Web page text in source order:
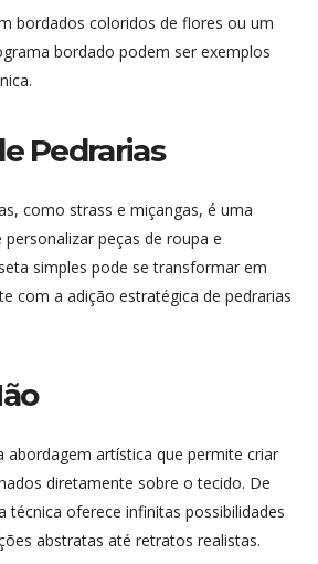
bordados coloridos de flores ou um
bordado podem ser exemplos
Pedrarias
como strass e miçangas, é uma
peças de roupa e
simples pode se transformar em
com a adição estratégica de pedrarias
abordagem artística que permite criar
diretamente sobre o tecido. De
técnica oferece infinitas possibilidades
abstratas até retratos realistas.